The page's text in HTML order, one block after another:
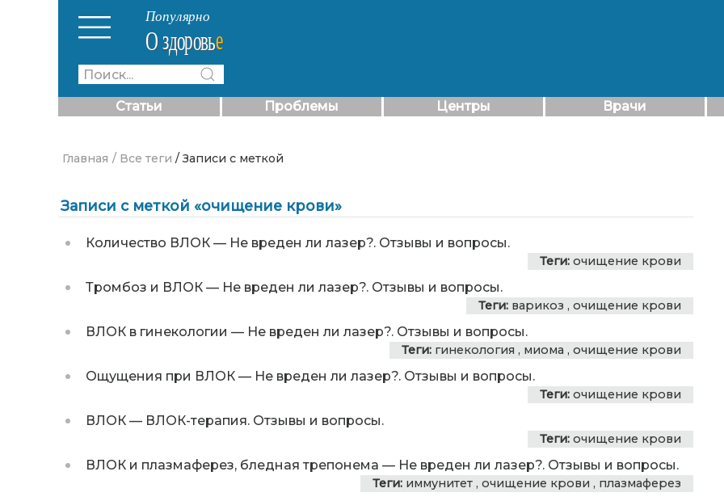
Статьи Проблемы Центры Врачи
Главная / Все теги / Записи с меткой
Записи с меткой «очищение крови»
Количество ВЛОК — Не вреден ли лазер?. Отзывы и вопросы.
Теги: очищение крови
Тромбоз и ВЛОК — Не вреден ли лазер?. Отзывы и вопросы.
Теги: варикоз ,очищение крови
ВЛОК в гинекологии — Не вреден ли лазер?. Отзывы и вопросы.
Теги: гинекология , миома ,очищение крови
Ощущения при ВЛОК — Не вреден ли лазер?. Отзывы и вопросы.
Теги: очищение крови
ВЛОК — ВЛОК-терапия. Отзывы и вопросы.
Теги: очищение крови
ВЛОК и плазмаферез, бледная трепонема — Не вреден ли лазер?. Отзывы и вопросы.
Теги: иммунитет ,очищение крови , плазмаферез